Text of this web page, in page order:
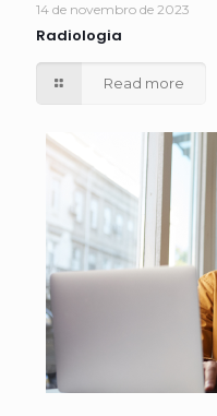
14 de novembro de 2023
Radiologia
Read more